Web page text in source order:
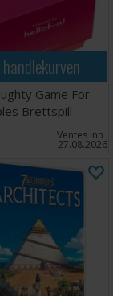
Game For
Brettspill
Ventes inn
27.08.2026